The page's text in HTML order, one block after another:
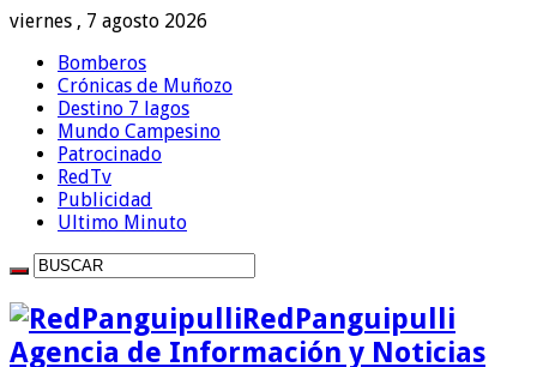
viernes , 7 agosto 2026
Bomberos
Crónicas de Muñozo
Destino 7 lagos
Mundo Campesino
Patrocinado
RedTv
Publicidad
Ultimo Minuto
RedPanguipulli
Agencia de Información y Noticias